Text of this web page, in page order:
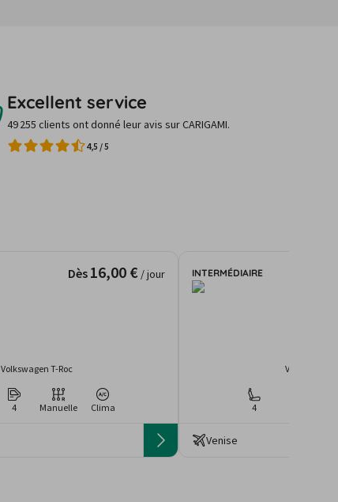
Excellent service
49 255 clients ont donné leur avis sur CARIGAMI.
4,5 /5
Dès 16,00 € / jour
Volkswagen T-Roc
4 Manuelle Clima
INTERMÉDIAIRE
Volkswagen
4
Venise